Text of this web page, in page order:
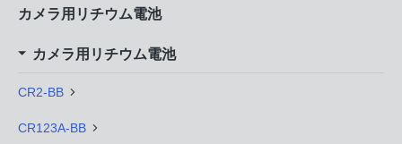
カメラ用リチウム電池
カメラ用リチウム電池
CR2-BB
CR123A-BB